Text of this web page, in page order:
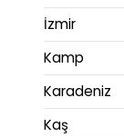
İzmir
Kamp
Karadeniz
Kaş